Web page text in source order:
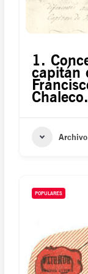
1.
capitán
Archivo
POPULARES